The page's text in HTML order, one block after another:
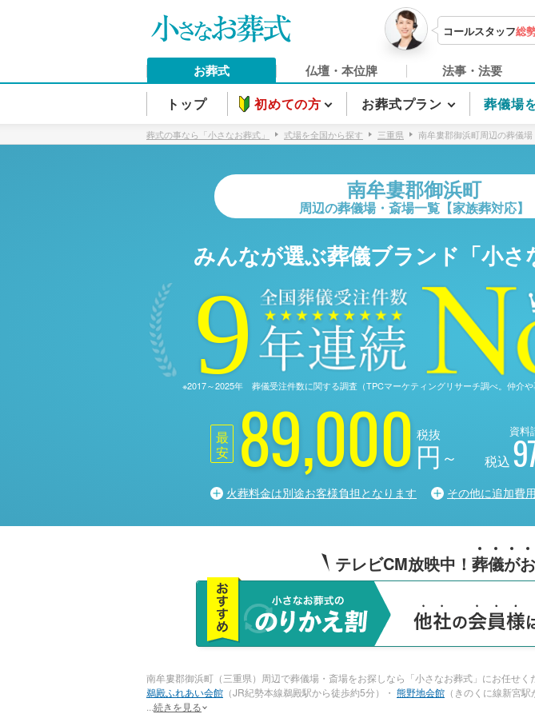
コールスタッフ総
お葬式 仏壇・本位牌 法事・法要
トップ 初めての方 お葬式プラン 葬儀場
葬式の事なら「小さなお葬式」 式場を全国から探す 三重県 南牟婁郡御浜町周辺の葬儀場
南牟婁郡御浜町
周辺の葬儀場・斎場一覧【家族葬対応】
みんなが選ぶ葬儀ブランド「小さ
9
※2017～2025年 葬儀受注件数に関する調査（TPCマーケティングリサーチ調べ。仲介や
最
安
89,000円 ～
税抜 資料
税込
火葬料金は別途お客様負担となります その他に追加費
テレビCM放映中！ 葬儀がお
南牟婁郡御浜町（三重県）周辺で葬儀場・斎場をお探しなら「小さなお葬式」にお任せ
鵜殿ふれあい会館 （JR紀勢本線鵜殿駅から徒歩約5分）・ 熊野地会館 （きのくに線新宮
続きを見る